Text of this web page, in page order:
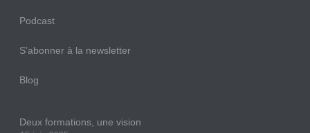
Podcast
S’abonner à la newsletter
Blog
Deux formations, une vision